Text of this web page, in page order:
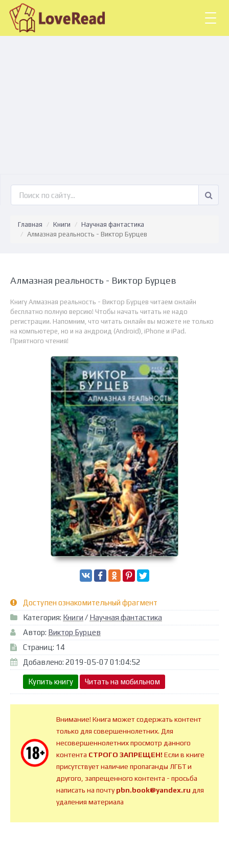
Главная Книги
Научная фантастика
Алмазная реальность - Виктор Бурцев
Алмазная реальность - Виктор Бурцев
Книгу Алмазная реальность - Виктор Бурцев читаем онлайн
бесплатно полную версию! Чтобы начать читать не надо
регистрации. Напомним, что читать онлайн вы можете не только
на компьютере, но и на андроид (Android), iPhone и iPad.
Приятного чтения!
Доступен ознакомительный фрагмент
Категория: Книги / Научная фантастика
Автор: Виктор Бурцев
Страниц: 14
Добавлено: 2019-05-07 01:04:52
Купить книгу Читать на мобильном
Внимание! Книга может содержать контент
только для совершеннолетних. Для
несовершеннолетних просмотр данного
контента СТРОГО ЗАПРЕЩЕН!Если в книге
присутствует наличие пропаганды ЛГБТ и
другого, запрещенного контента - просьба
написать на почтуpbn.book@yandex.ru для
удаления материала